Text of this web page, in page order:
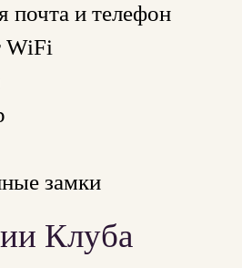
почта и телефон
WiFi
замки
Клуба